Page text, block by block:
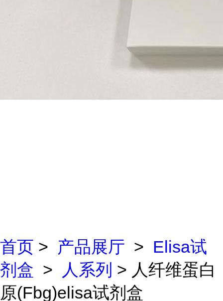
首页 > 产品展厅 > Elisa试
剂盒 > 人系列 > 人纤维蛋白
原(Fbg)elisa试剂盒